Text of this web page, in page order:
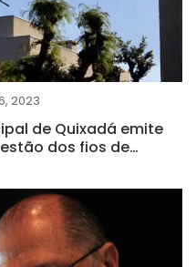
2023
de Quixadá emite
dos fios de